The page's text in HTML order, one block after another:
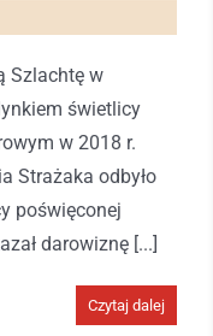
Szlachtę w
świetlicy
w 2018 r.
Strażaka odbyło
poświęconej
darowiznę [...]
Czytaj dalej